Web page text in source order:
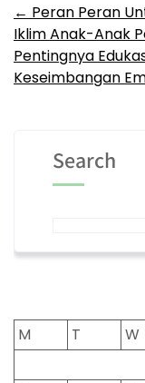
Post
← Peran Peran
Iklim Anak-Anak
Pentingnya
Keseimbangan
Search
M T W